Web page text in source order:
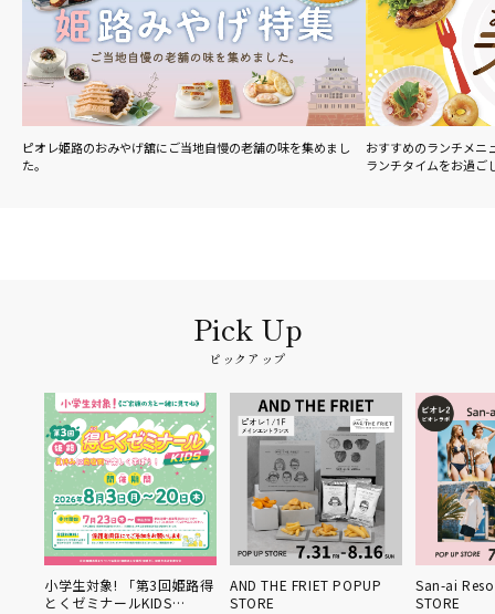
ピオレ姫路のおみやげ舘にご当地自慢の老舗の味を集めまし
た。
おすすめのランチメニ
ランチタイムをお過
ピックアップ
第3回姫路得
ルKIDS…
AND THE FRIET POPUP
STORE
San-ai Resort POPUP